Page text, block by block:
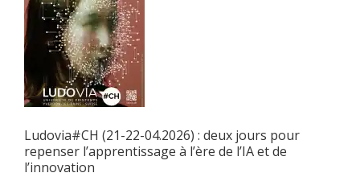
Ludovia#CH (21-22-04.2026) : deux jours pour
repenser l’apprentissage à l’ère de l’IA et de
l’innovation